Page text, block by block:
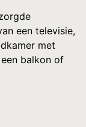
een televisie,
met
balkon of